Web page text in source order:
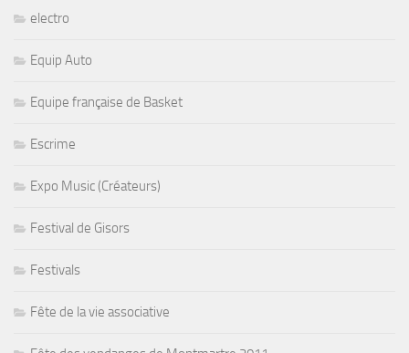
electro
Equip Auto
Equipe française de Basket
Escrime
Expo Music (Créateurs)
Festival de Gisors
Festivals
Fête de la vie associative